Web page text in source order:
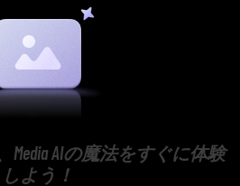
AIの魔法をすぐに体験
しよう！